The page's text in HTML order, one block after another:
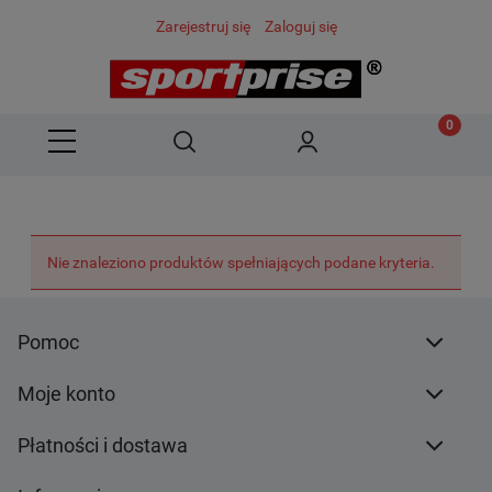
Zarejestruj się Zaloguj się
Nie znaleziono produktów spełniających podane kryteria.
Pomoc
Moje konto
Płatności i dostawa